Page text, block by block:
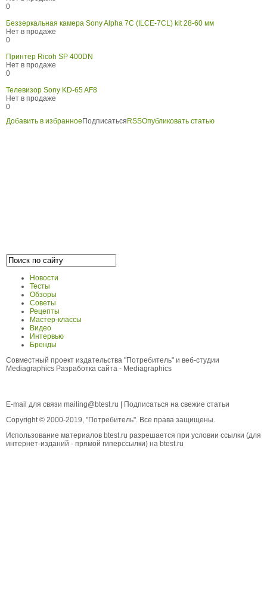
0
Беззеркальная камера Sony Alpha 7C (ILCE-7CL) kit 28-60 мм
Нет в продаже
0
Принтер Ricoh SP 400DN
Нет в продаже
0
Телевизор Sony KD-65 AF8
Нет в продаже
0
Добавить в избранное Подписаться RSSОпубликовать статью
Новости
Тесты
Обзоры
Советы
Рецепты
Мастер-классы
Видео
Интервью
Бренды
Совместный проект издательства "Потребитель" и веб-студии
Mediagraphics Разработка сайта - Mediagraphics
E-mail для связи mailing@btest.ru
Подписаться на свежие статьи
Copyright © 2000-2019, "Потребитель". Все права защищены.
Использование материалов btest.ru разрешается при условии ссылки (для
интернет-изданий - прямой гиперссылки) на btest.ru